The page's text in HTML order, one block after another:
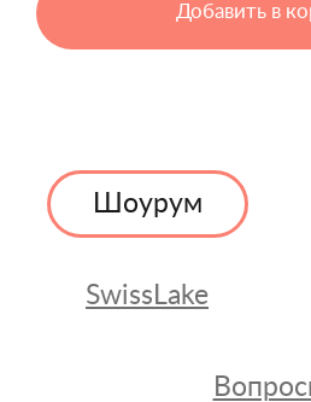
Добавить в
Шоурум
SwissLake